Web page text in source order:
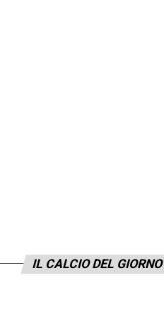
IL CALCIO DEL GIORNO